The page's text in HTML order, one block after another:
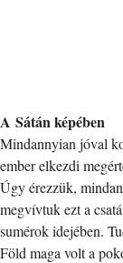
A Sátán képében
Mindannyian jóval
ember elkezdi
Úgy érezzük,
megvívtuk ezt a
sumérok idejében.
Föld maga volt a